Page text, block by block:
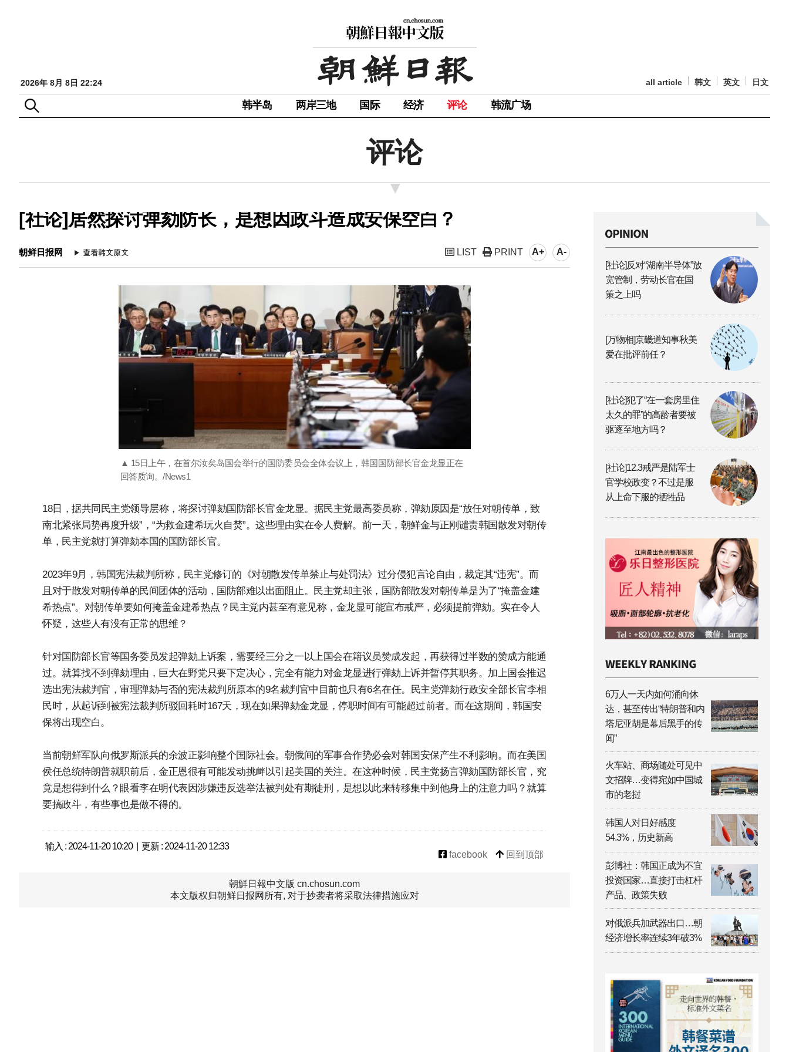
2026年 8月 8日 22:24 all article 韩文 英文 日文
韩半岛 两岸三地 国际 经济 评论 韩流广场
评论
[社论]居然探讨弹劾防长，是想因政斗造成安保空白？
朝鲜日报网 LIST PRINT A+ A-
▲ 15日上午，在首尔汝矣岛国会举行的国防委员会全体会议上，韩国国防部长官金龙显正在
回答质询。/News1
18日，据共同民主党领导层称，将探讨弹劾国防部长官金龙显。据民主党最高委员称，弹劾原因是“放任对朝传单，致
南北紧张局势再度升级”，“为救金建希玩火自焚”。这些理由实在令人费解。前一天，朝鲜金与正刚谴责韩国散发对朝传
单，民主党就打算弹劾本国的国防部长官。
2023年9月，韩国宪法裁判所称，民主党修订的《对朝散发传单禁止与处罚法》过分侵犯言论自由，裁定其“违宪”。而
且对于散发对朝传单的民间团体的活动，国防部难以出面阻止。民主党却主张，国防部散发对朝传单是为了“掩盖金建
希热点”。对朝传单要如何掩盖金建希热点？民主党内甚至有意见称，金龙显可能宣布戒严，必须提前弹劾。实在令人
怀疑，这些人有没有正常的思维？
针对国防部长官等国务委员发起弹劾上诉案，需要经三分之一以上国会在籍议员赞成发起，再获得过半数的赞成方能通
过。就算找不到弹劾理由，巨大在野党只要下定决心，完全有能力对金龙显进行弹劾上诉并暂停其职务。加上国会推迟
选出宪法裁判官，审理弹劾与否的宪法裁判所原本的9名裁判官中目前也只有6名在任。民主党弹劾行政安全部长官李相
民时，从起诉到被宪法裁判所驳回耗时167天，现在如果弹劾金龙显，停职时间有可能超过前者。而在这期间，韩国安
保将出现空白。
当前朝鲜军队向俄罗斯派兵的余波正影响整个国际社会。朝俄间的军事合作势必会对韩国安保产生不利影响。而在美国
侯任总统特朗普就职前后，金正恩很有可能发动挑衅以引起美国的关注。在这种时候，民主党扬言弹劾国防部长官，究
竟是想得到什么？眼看李在明代表因涉嫌违反选举法被判处有期徒刑，是想以此来转移集中到他身上的注意力吗？就算
要搞政斗，有些事也是做不得的。
输入 : 2024-11-20 10:20 | 更新 : 2024-11-20 12:33
facebook
回到顶部
朝鮮日報中文版 cn.chosun.com
本文版权归朝鲜日报网所有, 对于抄袭者将采取法律措施应对
[社论]反对“湖南半导体”放
宽管制，劳动长官在国
策之上吗
[万物相]京畿道知事秋美
爱在批评前任？
[社论]犯了“在一套房里住
太久的罪”的高龄者要被
驱逐至地方吗？
[社论]12.3戒严是陆军士
官学校政变？不过是服
从上命下服的牺牲品
6万人一天内如何涌向休
达，甚至传出“特朗普和内
塔尼亚胡是幕后黑手的传
闻”
火车站、商场随处可见中
文招牌…变得宛如中国城
市的老挝
韩国人对日好感度
54.3%，历史新高
彭博社：韩国正成为不宜
投资国家…直接打击杠杆
产品、政策失败
对俄派兵加武器出口…朝
经济增长率连续3年破3%